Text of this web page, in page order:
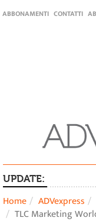
ABBONAMENTI CONTATTI
UPDATE:
Home ADVexpress
TLC Marketing